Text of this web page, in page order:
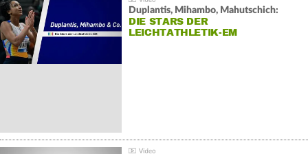
Duplantis, Mihambo, Mahutschich:
DIE STARS DER
LEICHTATHLETIK-EM